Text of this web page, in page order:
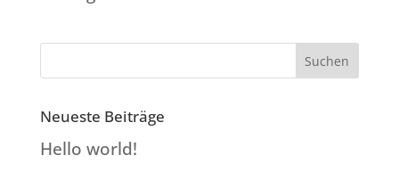
Neueste Beiträge
Hello world!